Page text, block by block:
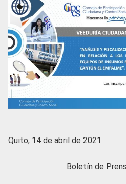
Quito, 14 de abril de 2021
Boletín de